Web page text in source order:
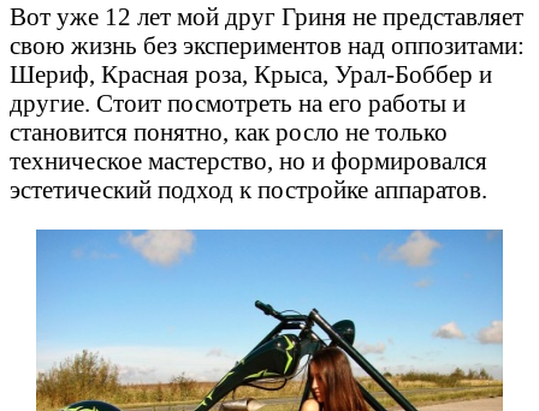
Вот уже 12 лет мой друг Гриня не представляет
свою жизнь без экспериментов над оппозитами:
Шериф, Красная роза, Крыса, Урал-Боббер и
другие. Стоит посмотреть на его работы и
становится понятно, как росло не только
техническое мастерство, но и формировался
эстетический подход к постройке аппаратов.